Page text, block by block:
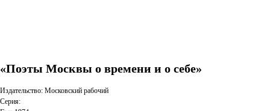
«Поэты Москвы о времени и о себе»
Издательство: Московский рабочий
Серия: